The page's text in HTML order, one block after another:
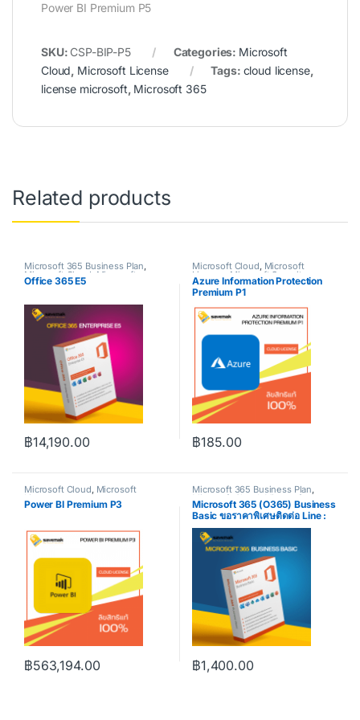
Power BI Premium P5
SKU: CSP-BIP-P5 Categories: Microsoft
Cloud, Microsoft License Tags: cloud license,
license microsoft, Microsoft 365
Related products
Microsoft 365 Business Plan,
Microsoft Cloud Microsoft
License,Microsoft Office 365
Office 365 E5
฿14,190.00
Microsoft Cloud, Microsoft
License Microsoft Security
Azure Information Protection
Premium P1
฿185.00
Microsoft Cloud, Microsoft
License
Power BI Premium P3
฿563,194.00
Microsoft 365 Business Plan,
Microsoft Cloud , Microsoft
License,Microsoft Office 365
Microsoft 365 (O365) Business
Basic ขอราคาพิเศษติดต่อ Line :
@Savemak
฿1,400.00